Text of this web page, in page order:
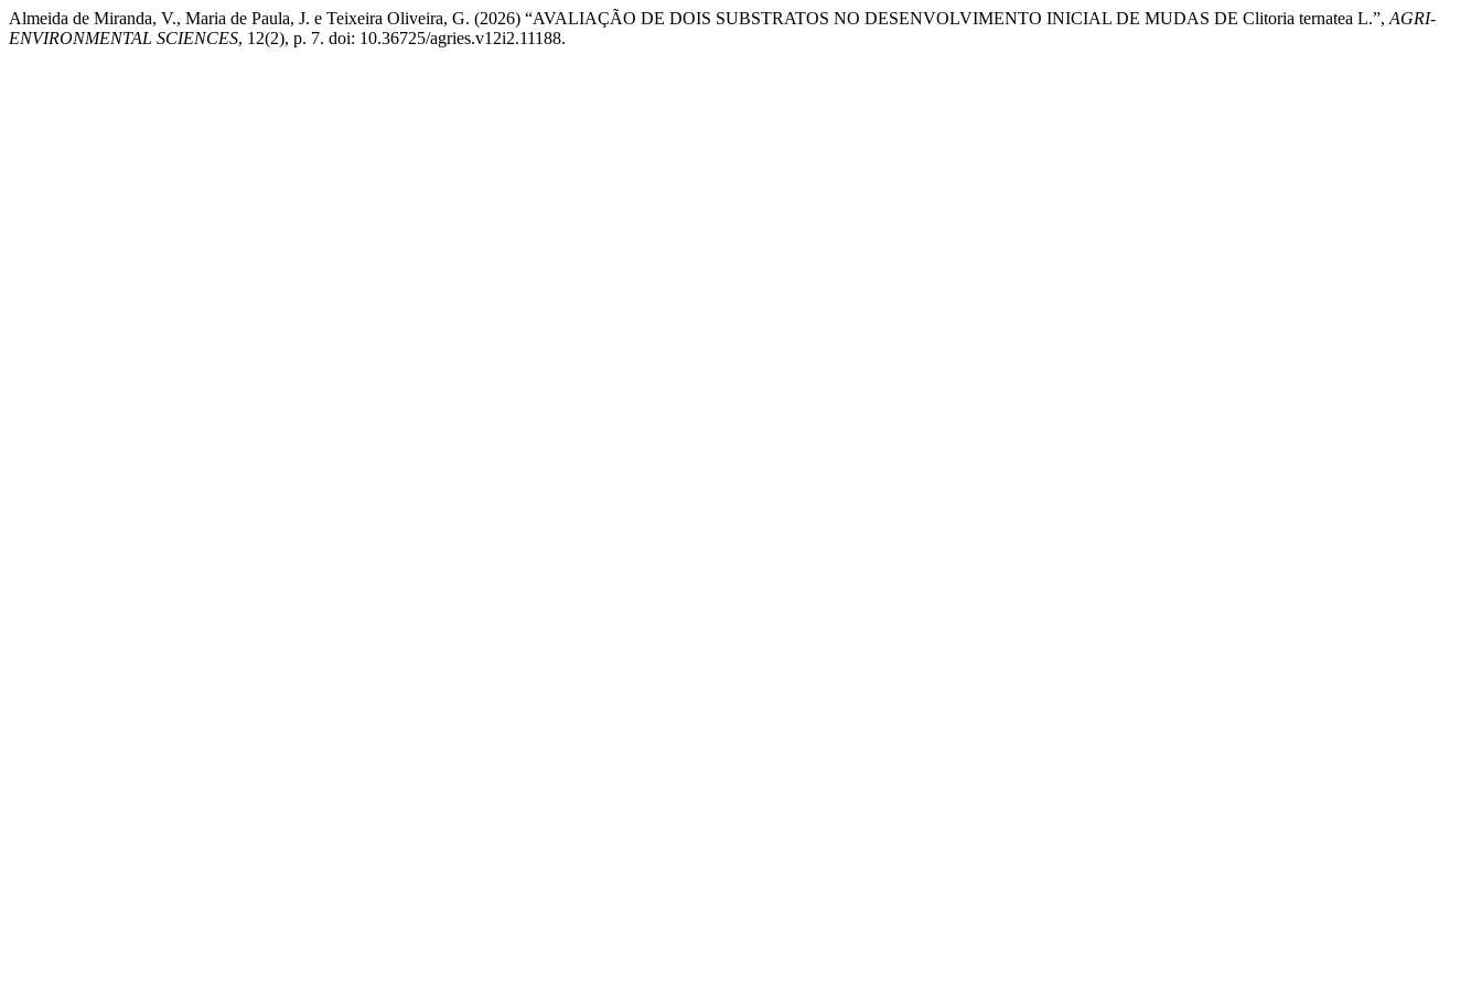
Almeida de Miranda, V., Maria de Paula, J. e Teixeira Oliveira, G. (2026) “AVALIAÇÃO DE DOIS SUBSTRATOS NO DESENVOLVIMENTO INICIAL DE MUDAS DE Clitoria ternatea L.”, AGRI-
ENVIRONMENTAL SCIENCES, 12(2), p. 7. doi: 10.36725/agries.v12i2.11188.